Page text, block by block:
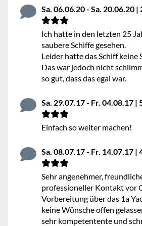
Sa. 06.06.20 - Sa. 20.06.20 |
Ich hatte in den letzten 25
saubere Schiffe gesehen.
Leider hatte das Schiff keine
Das war jedoch nicht
so gut, dass das egal war.
Sa. 29.07.17 - Fr. 04.08.17 |
Einfach so weiter machen!
Sa. 08.07.17 - Fr. 14.07.17 |
Sehr angenehmer,
professioneller Kontakt vor
Vorbereitung über das 1a
keine Wünsche offen
sehr kompetentente und